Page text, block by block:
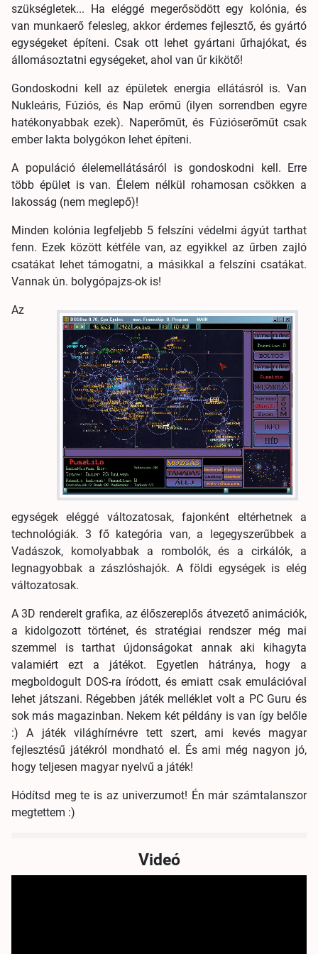
szükségletek... Ha eléggé megerősödött egy kolónia, és
van munkaerő felesleg, akkor érdemes fejlesztő, és gyártó
egységeket építeni. Csak ott lehet gyártani űrhajókat, és
állomásoztatni egységeket, ahol van űr kikötő!
Gondoskodni kell az épületek energia ellátásról is. Van
Nukleáris, Fúziós, és Nap erőmű (ilyen sorrendben egyre
hatékonyabbak ezek). Naperőműt, és Fúzióserőműt csak
ember lakta bolygókon lehet építeni.
A populáció élelemellátásáról is gondoskodni kell. Erre
több épület is van. Élelem nélkül rohamosan csökken a
lakosság (nem meglepő)!
Minden kolónia legfeljebb 5 felszíni védelmi ágyút tarthat
fenn. Ezek között kétféle van, az egyikkel az űrben zajló
csatákat lehet támogatni, a másikkal a felszíni csatákat.
Vannak ún. bolygópajzs-ok is!
Az
egységek eléggé változatosak, fajonként eltérhetnek a
technológiák. 3 fő kategória van, a legegyszerűbbek a
Vadászok, komolyabbak a rombolók, és a cirkálók, a
legnagyobbak a zászlóshajók. A földi egységek is elég
változatosak.
A 3D renderelt grafika, az élőszereplős átvezető animációk,
a kidolgozott történet, és stratégiai rendszer még mai
szemmel is tarthat újdonságokat annak aki kihagyta
valamiért ezt a játékot. Egyetlen hátránya, hogy a
megboldogult DOS-ra íródott, és emiatt csak emulációval
lehet játszani. Régebben játék melléklet volt a PC Guru és
sok más magazinban. Nekem két példány is van így belőle
:) A játék világhírnévre tett szert, ami kevés magyar
fejlesztésű játékról mondható el. És ami még nagyon jó,
hogy teljesen magyar nyelvű a játék!
Hódítsd meg te is az univerzumot! Én már számtalanszor
megtettem :)
Videó